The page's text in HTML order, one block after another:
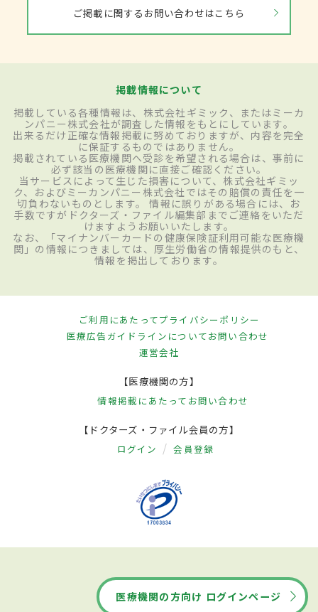
ご掲載に関するお問い合わせはこちら
掲載情報について
掲載している各種情報は、株式会社ギミック、またはミーカ
ンパニー株式会社が調査した情報をもとにしています。
出来るだけ正確な情報掲載に努めておりますが、内容を完全
に保証するものではありません。
掲載されている医療機関へ受診を希望される場合は、事前に
必ず該当の医療機関に直接ご確認ください。
当サービスによって生じた損害について、株式会社ギミッ
ク、およびミーカンパニー株式会社ではその賠償の責任を一
切負わないものとします。 情報に誤りがある場合には、お
手数ですがドクターズ・ファイル編集部までご連絡をいただ
けますようお願いいたします。
なお、「マイナンバーカードの健康保険証利用可能な医療機
関」の情報につきましては、厚生労働省の情報提供のもと、
情報を掲出しております。
ご利用にあたってプライバシーポリシー
医療広告ガイドラインについてお問い合わせ
運営会社
【医療機関の方】
情報掲載にあたって お問い合わせ
【ドクターズ・ファイル会員の方】
ログイン 会員登録
医療機関の方向け ログインページ